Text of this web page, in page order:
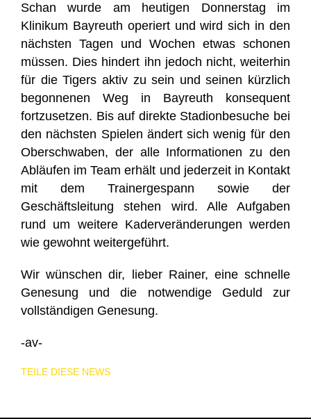
Schan wurde am heutigen Donnerstag im
Klinikum Bayreuth operiert und wird sich in den
nächsten Tagen und Wochen etwas schonen
müssen. Dies hindert ihn jedoch nicht, weiterhin
für die Tigers aktiv zu sein und seinen kürzlich
begonnenen Weg in Bayreuth konsequent
fortzusetzen. Bis auf direkte Stadionbesuche bei
den nächsten Spielen ändert sich wenig für den
Oberschwaben, der alle Informationen zu den
Abläufen im Team erhält und jederzeit in Kontakt
mit dem Trainergespann sowie der
Geschäftsleitung stehen wird. Alle Aufgaben
rund um weitere Kaderveränderungen werden
wie gewohnt weitergeführt.
Wir wünschen dir, lieber Rainer, eine schnelle
Genesung und die notwendige Geduld zur
vollständigen Genesung.
-av-
TEILE DIESE NEWS